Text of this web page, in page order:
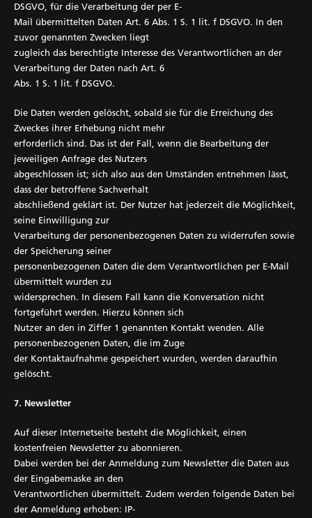
DSGVO, für die Verarbeitung der per E-
Mail übermittelten Daten Art. 6 Abs. 1 S. 1 lit. f DSGVO. In den
zuvor genannten Zwecken liegt
zugleich das berechtigte Interesse des Verantwortlichen an der
Verarbeitung der Daten nach Art. 6
Abs. 1 S. 1 lit. f DSGVO.
Die Daten werden gelöscht, sobald sie für die Erreichung des
Zweckes ihrer Erhebung nicht mehr
erforderlich sind. Das ist der Fall, wenn die Bearbeitung der
jeweiligen Anfrage des Nutzers
abgeschlossen ist; sich also aus den Umständen entnehmen lässt,
dass der betroffene Sachverhalt
abschließend geklärt ist. Der Nutzer hat jederzeit die Möglichkeit,
seine Einwilligung zur
Verarbeitung der personenbezogenen Daten zu widerrufen sowie
der Speicherung seiner
personenbezogenen Daten die dem Verantwortlichen per E-Mail
übermittelt wurden zu
widersprechen. In diesem Fall kann die Konversation nicht
fortgeführt werden. Hierzu können sich
Nutzer an den in Ziffer 1 genannten Kontakt wenden. Alle
personenbezogenen Daten, die im Zuge
der Kontaktaufnahme gespeichert wurden, werden daraufhin
gelöscht.
7. Newsletter
Auf dieser Internetseite besteht die Möglichkeit, einen
kostenfreien Newsletter zu abonnieren.
Dabei werden bei der Anmeldung zum Newsletter die Daten aus
der Eingabemaske an den
Verantwortlichen übermittelt. Zudem werden folgende Daten bei
der Anmeldung erhoben: IP-